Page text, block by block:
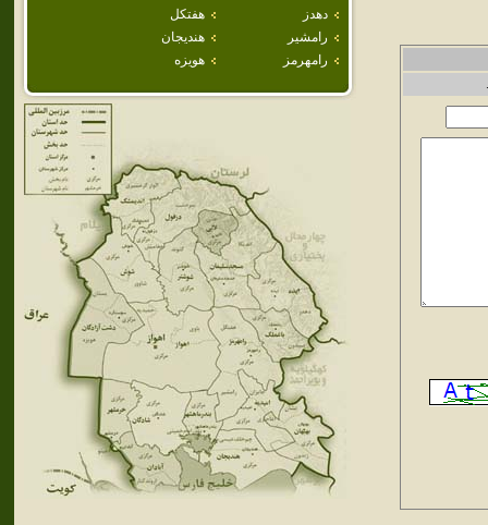
دهدز
هفتكل
رامشير
هنديجان
رامهرمز
هويزه